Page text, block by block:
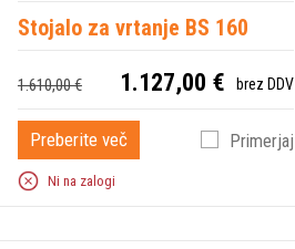
Stojalo za vrtanje BS 160
1.610,00 € 1.127,00 € brez DDV
Preberite več Primerjaj
Ni na zalogi